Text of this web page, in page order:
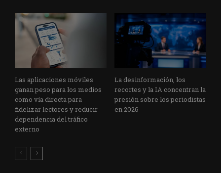
Las aplicaciones móviles
ganan peso para los medios
como vía directa para
fidelizar lectores y reducir
dependencia del tráfico
externo
La desinformación, los
recortes y la IA concentran la
presión sobre los periodistas
en 2026